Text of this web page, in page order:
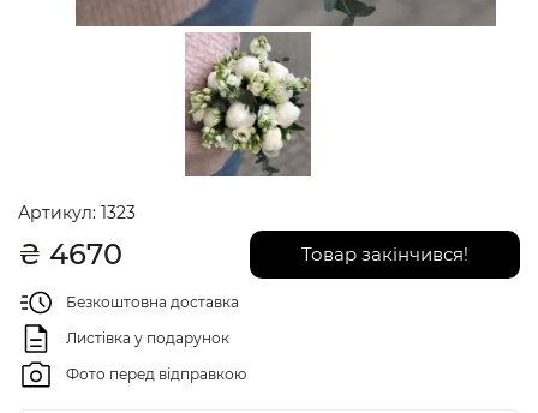
Артикул: 1323
₴ 4670 Товар закінчився!
Безкоштовна доставка
Листівка у подарунок
Фото перед відправкою